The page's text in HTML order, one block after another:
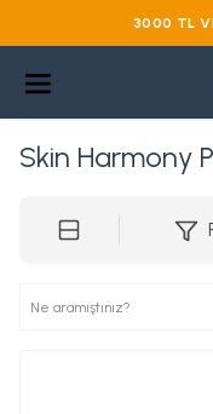
3000 TL
Skin Harmony